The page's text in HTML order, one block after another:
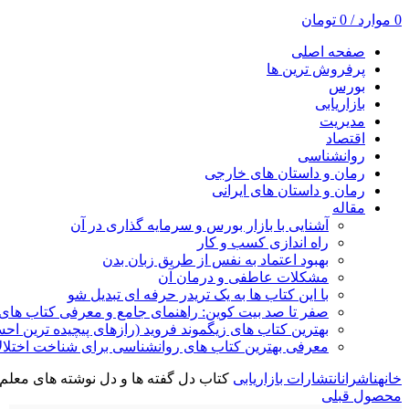
0 موارد /
0 تومان
صفحه اصلی
پرفروش ترین ها
بورس
بازاریابی
مدیریت
اقتصاد
روانشناسی
رمان و داستان های خارجی
رمان و داستان های ایرانی
مقاله
آشنایی با بازار بورس و سرمایه گذاری در آن
راه اندازی کسب و کار
بهبود اعتماد به نفس از طریق زبان بدن
مشکلات عاطفی و درمان آن
با این کتاب ها به یک تریدر حرفه ای تبدیل شو
صفر تا صد بیت کوین: راهنمای جامع و معرفی کتاب های
بهترین کتاب های زیگموند فروید (رازهای پیچیده ترین
معرفی بهترین کتاب های روانشناسی برای شناخت
خانهناشرانانتشارات بازاریابی کتاب دل گفته ها و دل نوشته های معلم
محصول قبلی